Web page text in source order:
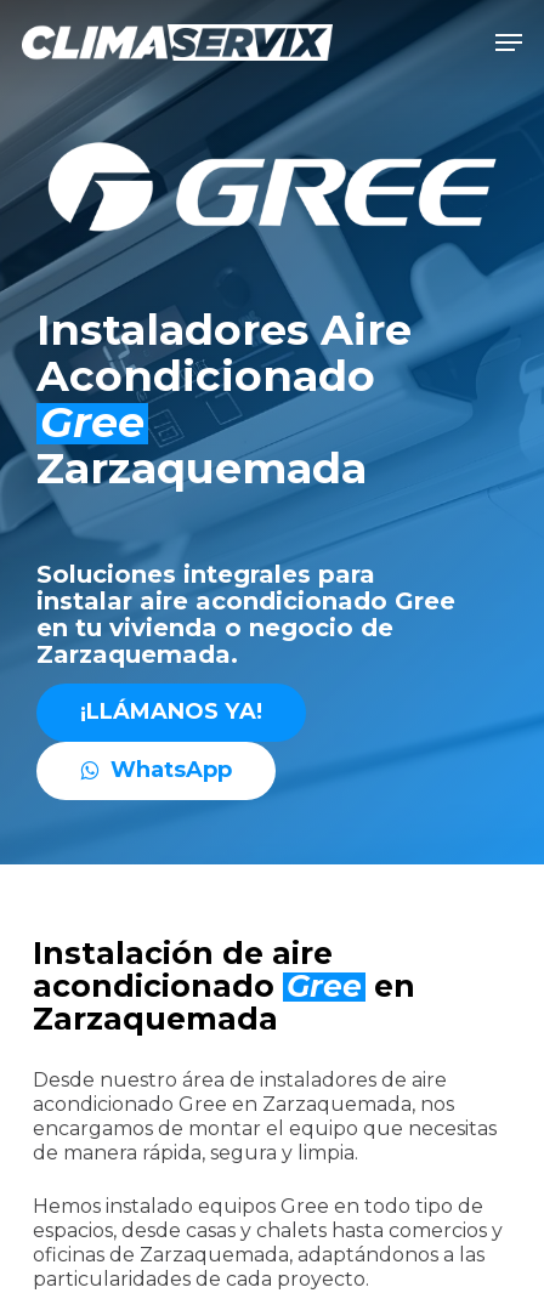
content
Instaladores Aire
Acondicionado
Gree
Zarzaquemada
Soluciones integrales para
instalar aire acondicionado Gree
en tu vivienda o negocio de
Zarzaquemada.
¡LLÁMANOS YA!
WhatsApp
Instalación de aire
acondicionado Gree en
Zarzaquemada
Desde nuestro área de instaladores de aire
acondicionado Gree en Zarzaquemada, nos
encargamos de montar el equipo que necesitas
de manera rápida, segura y limpia.
Hemos instalado equipos Gree en todo tipo de
espacios, desde casas y chalets hasta comercios y
oficinas de Zarzaquemada, adaptándonos a las
particularidades de cada proyecto.
Menu